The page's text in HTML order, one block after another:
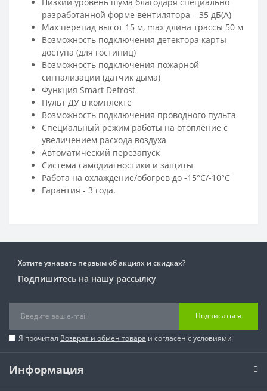
разработанной форме вентилятора – 35 дБ(А)
Max перепад высот 15 м, max длина трассы 50 м
Возможность подключения детектора карты
доступа (для гостиниц)
Возможность подключения пожарной
сигнализации (датчик дыма)
Функция Smart Defrost
Пульт ДУ в комплекте
Возможность подключения проводного пульта
Специальный режим работы на отопление с
увеличением расхода воздуха
Автоматический перезапуск
Система самодиагностики и защиты
Работа на охлаждение/обогрев до -15°С/-10°С
Гарантия - 3 года.
Хотите узнавать первым об акциях и скидках?
Подпишитесь на нашу рассылку
Подписаться
Я прочитал Возврат и обмен товара и согласен с условиями
Информация